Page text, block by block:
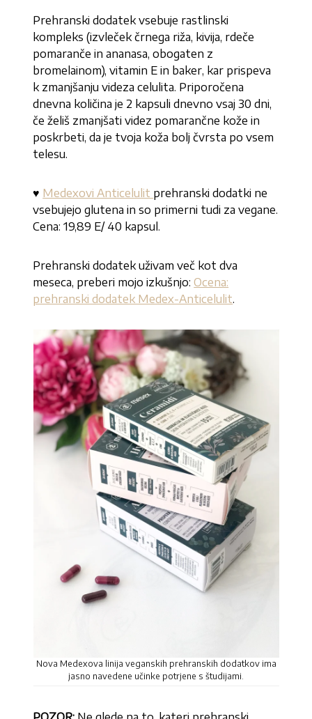
Prehranski dodatek vsebuje rastlinski
kompleks (izvleček črnega riža, kivija, rdeče
pomaranče in ananasa, obogaten z
bromelainom), vitamin E in baker, kar prispeva
k zmanjšanju videza celulita. Priporočena
dnevna količina je 2 kapsuli dnevno vsaj 30 dni,
če želiš zmanjšati videz pomarančne kože in
poskrbeti, da je tvoja koža bolj čvrsta po vsem
telesu.
♥ Medexovi Anticelulit prehranski dodatki ne
vsebujejo glutena in so primerni tudi za vegane.
Cena: 19,89 E/ 40 kapsul.
Prehranski dodatek uživam več kot dva
meseca, preberi mojo izkušnjo:Ocena:
prehranski dodatek Medex-Anticelulit.
Nova Medexova linija veganskih prehranskih dodatkov ima
jasno navedene učinke potrjene s študijami.